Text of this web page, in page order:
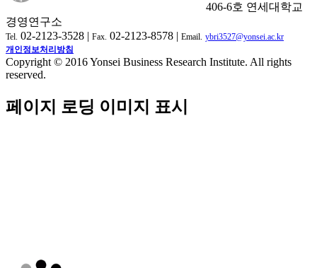
406-6호 연세대학교
경영연구소
Tel. 02-2123-3528 | Fax. 02-2123-8578 | Email. ybri3527@yonsei.ac.kr
개인정보처리방침
Copyright © 2016 Yonsei Business Research Institute. All rights
reserved.
페이지 로딩 이미지 표시